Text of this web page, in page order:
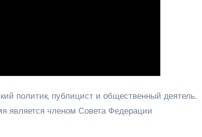
политик, публицист и общественный деятель.
является членом Совета Федерации